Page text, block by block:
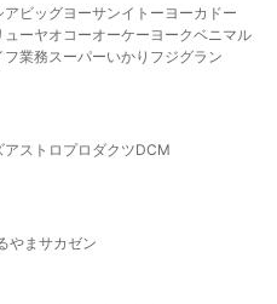
ア ビッグヨーサンイトーヨーカドー
ューヤオコーオーケー ヨークベニマル
フ業務スーパーいかり フジグラン
アストロプロダクツDCM
やま サカゼン